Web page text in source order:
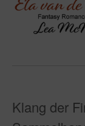
Klang der